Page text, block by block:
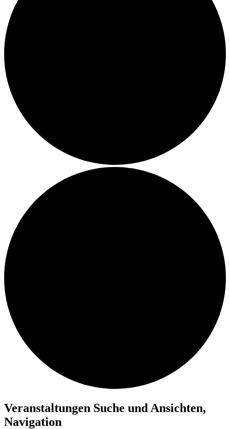
Veranstaltungen
Veranstaltungen Suche und Ansichten,
Navigation